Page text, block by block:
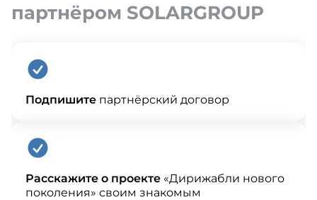
партнёром SOLARGROUP
Подпишите партнёрский договор
Расскажите о проекте «Дирижабли нового
поколения» своим знакомым